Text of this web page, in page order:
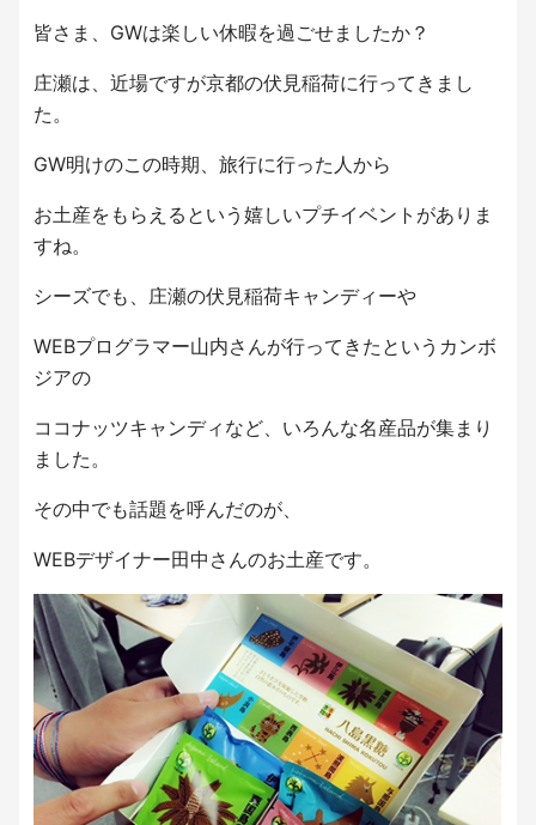
皆さま、GWは楽しい休暇を過ごせましたか？
庄瀬は、近場ですが京都の伏見稲荷に行ってきまし
た。
GW明けのこの時期、旅行に行った人から
お土産をもらえるという嬉しいプチイベントがありま
すね。
シーズでも、庄瀬の伏見稲荷キャンディーや
WEBプログラマー山内さんが行ってきたというカンボ
ジアの
ココナッツキャンディなど、いろんな名産品が集まり
ました。
その中でも話題を呼んだのが、
WEBデザイナー田中さんのお土産です。